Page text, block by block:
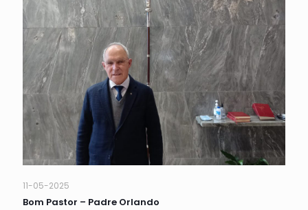
11-05-2025
Bom Pastor – Padre Orlando